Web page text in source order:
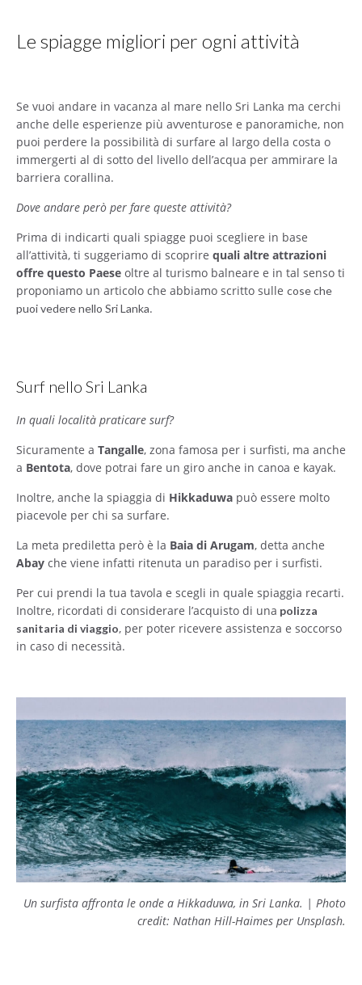
Le spiagge migliori per ogni attività
Se vuoi andare in vacanza al mare nello Sri Lanka ma cerchi
anche delle esperienze più avventurose e panoramiche, non
puoi perdere la possibilità di surfare al largo della costa o
immergerti al di sotto del livello dell’acqua per ammirare la
barriera corallina.
Dove andare però per fare queste attività?
Prima di indicarti quali spiagge puoi scegliere in base
all’attività, ti suggeriamo di scoprire quali altre attrazioni
offre questo Paese oltre al turismo balneare e in tal senso ti
proponiamo un articolo che abbiamo scritto sulle cose che
puoi vedere nello Sri Lanka.
Surf nello Sri Lanka
In quali località praticare surf?
Sicuramente a Tangalle, zona famosa per i surfisti, ma anche
a Bentota, dove potrai fare un giro anche in canoa e kayak.
Inoltre, anche la spiaggia di Hikkaduwa può essere molto
piacevole per chi sa surfare.
La meta prediletta però è la Baia di Arugam, detta anche
Abay che viene infatti ritenuta un paradiso per i surfisti.
Per cui prendi la tua tavola e scegli in quale spiaggia recarti.
Inoltre, ricordati di considerare l’acquisto di una polizza
sanitaria di viaggio, per poter ricevere assistenza e soccorso
in caso di necessità.
Un surfista affronta le onde a Hikkaduwa, in Sri Lanka. | Photo
credit: Nathan Hill-Haimes per Unsplash.